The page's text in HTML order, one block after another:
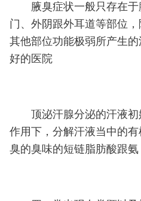
腋臭症状一般只存在于
门、外阴跟外耳道等部位
其他部位功能极弱所产生
好的医院
顶泌汗腺分泌的汗液初
作用下，分解汗液当中的
臭的臭味的短链脂肪酸跟氨